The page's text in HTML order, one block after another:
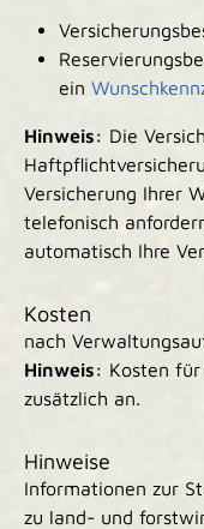
ein
Hinweis: Die
Versicherung Ihrer
telefonisch
automatisch Ihre
Kosten
nach
Hinweis: Kosten
zusätzlich an.
Hinweise
Informationen zur
zu land- und